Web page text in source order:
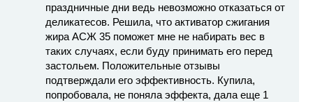
праздничные дни ведь невозможно отказаться от
деликатесов. Решила, что активатор сжигания
жира АСЖ 35 поможет мне не набирать вес в
таких случаях, если буду принимать его перед
застольем. Положительные отзывы
подтверждали его эффективность. Купила,
попробовала, не поняла эффекта, дала еще 1